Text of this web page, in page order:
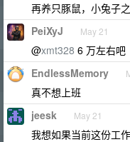
再养只豚鼠，小兔子
PeiXyJ May 21
@xmt328 6 万左右吧
EndlessMemory
真不想上班
jeesk May 21
我想如果当前这份工